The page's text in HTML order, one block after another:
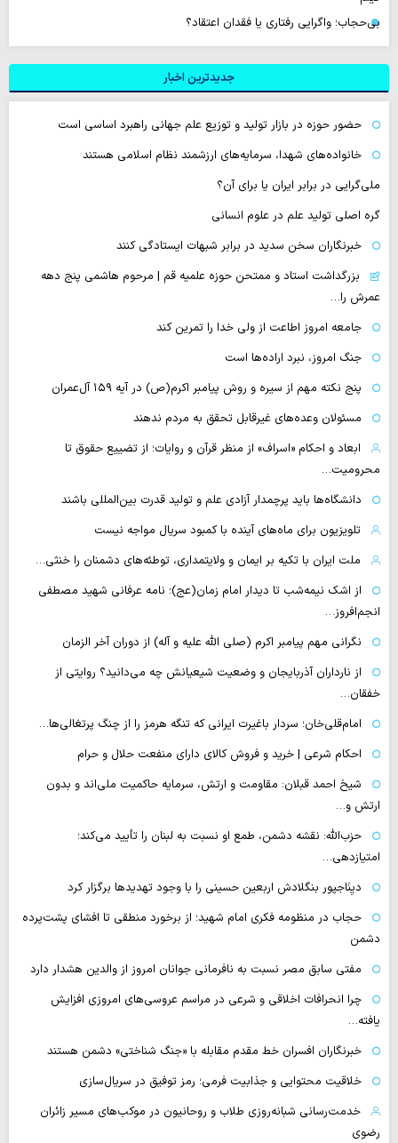
بی‌حجاب؛ واگرایی رفتاری یا فقدان اعتقاد؟
جدیدترین اخبار
حضور حوزه در بازار تولید و توزیع علم جهانی راهبرد اساسی است
خانواده‌های شهدا، سرمایه‌های ارزشمند نظام اسلامی هستند
ملی‌گرایی در برابر ایران یا برای آن؟
گره اصلی تولید علم در علوم انسانی
خبرنگاران سخن سدید در برابر شبهات ایستادگی کنند
بزرگداشت استاد و ممتحن حوزه علمیه قم | مرحوم هاشمی پنج دهه
عمرش را…
جامعه امروز اطاعت از ولی خدا را تمرین کند
جنگ امروز، نبرد اراده‌ها است
پنج نکته مهم از سیره و روش پیامبر اکرم(ص) در آیه ۱۵۹ آل‌عمران
مسئولان وعده‌های غیرقابل تحقق به مردم ندهند
ابعاد و احکام «اسراف» از منظر قرآن و روایات؛ از تضییع حقوق تا
محرومیت…
دانشگاه‌ها باید پرچمدار آزادی علم و تولید قدرت بین‌المللی باشند
تلویزیون برای ماه‌های آینده با کمبود سریال مواجه نیست
ملت ایران با تکیه بر ایمان و ولایتمداری، توطئه‌های دشمنان را خنثی…
از اشک نیمه‌شب تا دیدار امام زمان(عج)؛ نامه عرفانی شهید مصطفی
انجم‌افروز…
نگرانی مهم پیامبر اکرم (صلی الله علیه و آله) از دوران آخر الزمان
از نارداران آذربایجان و وضعیت شیعیانش چه می‌دانید؟ روایتی از
خفقان…
امام‌قلی‌خان؛ سردار باغیرت ایرانی که تنگه هرمز را از چنگ پرتغالی‌ها…
احکام شرعی | خرید و فروش کالای دارای منفعت حلال و حرام
شیخ احمد قبلان: مقاومت و ارتش، سرمایه حاکمیت ملی‌اند و بدون
ارتش و…
حزب‌الله: نقشه دشمن، طمع‌ او نسبت به لبنان را تأیید می‌کند؛
امتیازدهی…
دیِنَاجپور بنگلادش اربعین حسینی را با وجود تهدیدها برگزار کرد
حجاب در منظومه فکری امام شهید؛ از برخورد منطقی تا افشای پشت‌پرده
دشمن
مفتی سابق مصر نسبت به نافرمانی جوانان امروز از والدین هشدار دارد
چرا انحرافات اخلاقی و شرعی در مراسم عروسی‌های امروزی افزایش
یافته…
خبرنگاران افسران خط مقدم مقابله با «جنگ شناختی» دشمن هستند
خلاقیت محتوایی و جذابیت فرمی؛ رمز توفیق در سریال‌سازی
خدمت‌رسانی شبانه‌روزی طلاب و روحانیون در موکب‌های مسیر زائران
رضوی